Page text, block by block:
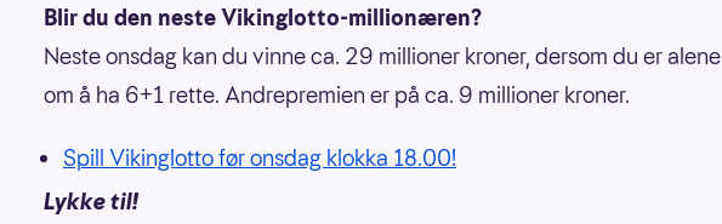
Blir du den neste Vikinglotto-millionæren?
Neste onsdag kan du vinne ca. 29 millioner kroner, dersom du er alene
om å ha 6+1 rette. Andrepremien er på ca. 9 millioner kroner.
Spill Vikinglotto før onsdag klokka 18.00!
Lykke til!